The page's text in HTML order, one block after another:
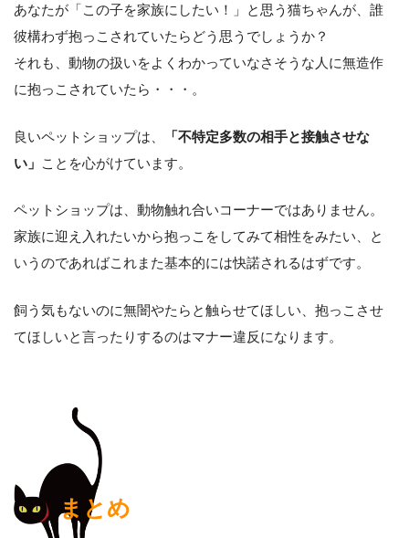
あなたが「この子を家族にしたい！」と思う猫ちゃんが、誰
彼構わず抱っこされていたらどう思うでしょうか？
それも、動物の扱いをよくわかっていなさそうな人に無造作
に抱っこされていたら・・・。
良いペットショップは、
「不特定多数の相手と接触させな
い」 ことを心がけています。
ペットショップは、動物触れ合いコーナーではありません。
家族に迎え入れたいから抱っこをしてみて相性をみたい、と
いうのであればこれまた基本的には快諾されるはずです。
飼う気もないのに無闇やたらと触らせてほしい、抱っこさせ
てほしいと言ったりするのはマナー違反になります。
まとめ